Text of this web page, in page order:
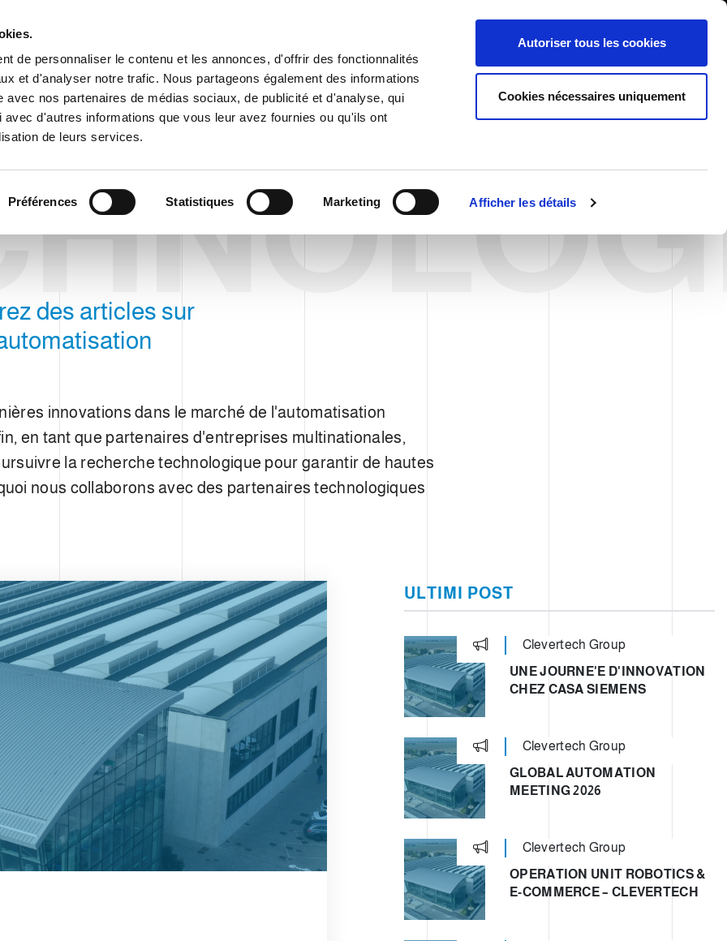
de personnaliser le contenu et les annonces, d'offrir des fonctionnalités
et d'analyser notre trafic. Nous partageons également des informations
avec nos partenaires de médias sociaux, de publicité et d'analyse, qui
d'autres informations que vous leur avez fournies ou qu'ils ont
de leurs services.
Préférences Statistiques Marketing Afficher les détails
Autoriser tous les cookies
Cookies nécessaires uniquement
Whistleblowing International/Français
ENTREPRISE PRODUITS VIDEO BLOG CASE HISTORY SERVICES NEWS & ÉVÉNEMENTS
des articles sur
innovations dans le marché de l'automatisation
en tant que partenaires d'entreprises multinationales,
la recherche technologique pour garantir de hautes
nous collaborons avec des partenaires technologiques
ULTIMI POST
Clevertech Group
UNE JOURNE'E D'INNOVATION
CHEZ CASA SIEMENS
Clevertech Group
GLOBAL AUTOMATION
MEETING 2026
Clevertech Group
OPERATION UNIT ROBOTICS &
E-COMMERCE – CLEVERTECH